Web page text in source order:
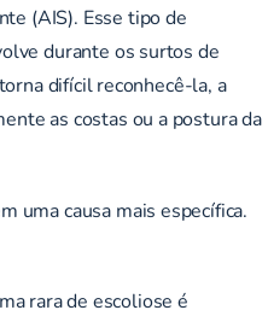
(AIS). Esse tipo de
durante os surtos de
difícil reconhecê-la, a
as costas ou a postura da
uma causa mais específica.
rara de escoliose é